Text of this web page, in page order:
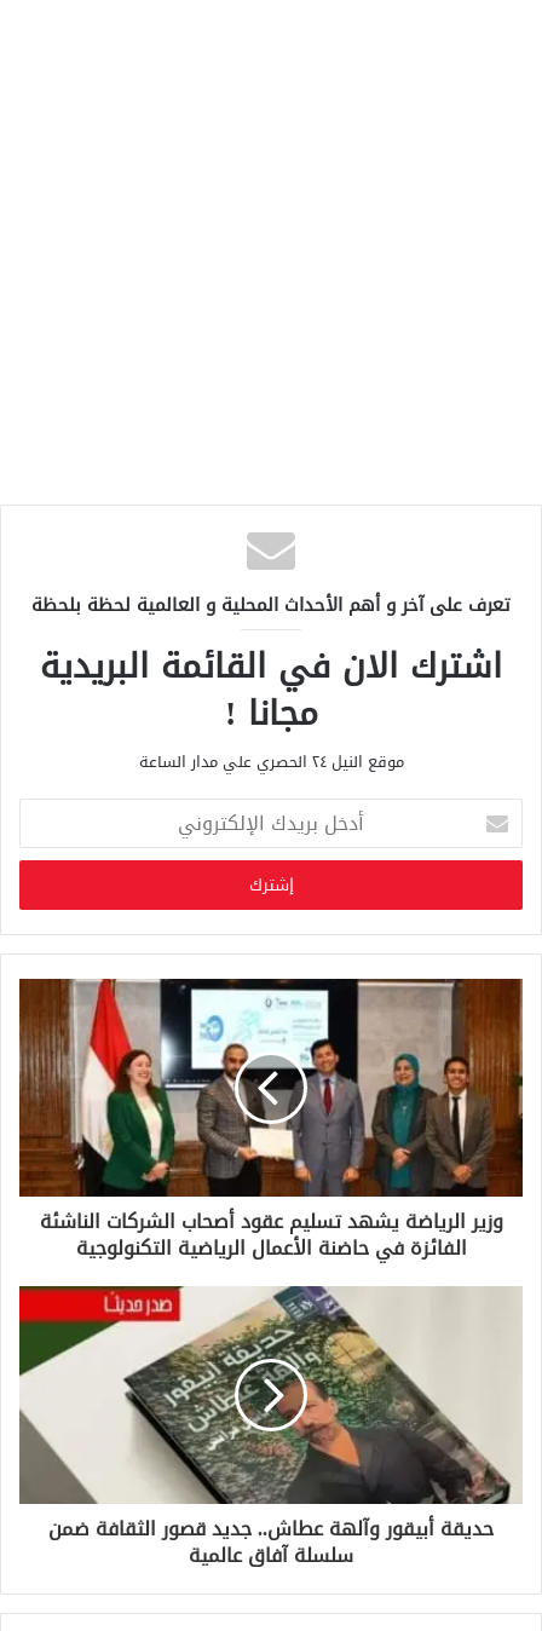
تعرف على آخر و أهم الأحداث المحلية و العالمية لحظة بلحظة
اشترك الان في القائمة البريدية
مجانا !
موقع النيل ٢٤ الحصري علي مدار الساعة
خ
ب
ر
ي
إ
ل
ت
ر
وزير الرياضة يشهد تسليم عقود أصحاب الشركات الناشئة
الفائزة في حاضنة الأعمال الرياضية التكنولوجية
حديقة أبيقور وآله‍ة عطاش.. جديد قصور الثقافة ضمن
سلسلة آفاق عالمية